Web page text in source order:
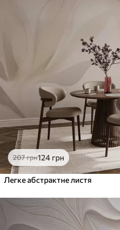
207грн124 грн
Легке абстрактне листя